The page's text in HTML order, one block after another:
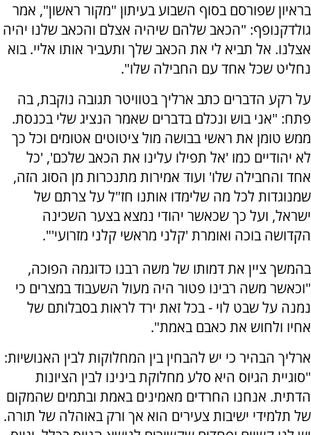
בראיון שפורסם בסוף השבוע בעיתון "מקור ראשון", אמר
גולדקנופף: "הכאב שלהם שיהיה אצלם והכאב שלנו יהיה
אצלנו. אל תביא לי את הכאב שלך ותעביר אותו אליי. בוא
נחליט שכל אחד עם החבילה שלו".
על רקע הדברים כתב ארליך בטוויטר תגובה נוקבת, בה
פתח: "‏אני בוש ונכלם בדברים שאמר הנציג שלי בכנסת.
ממש טומן את ראשי בבושה מול ציטוטים אטומים וכל כך
לא יהודיים כמו 'אל תפילו עלינו את הכאב שלכם', 'כל
אחד והחבילה שלו' ועוד אמירות מתנכרות מן הסוג הזה,
שמנוגדות לכל מה שלימדו אותנו חז"ל על צרתם של
ישראל, ועל כך שכאשר יהודי נמצא בצער השכינה
הקדושה בוכה ואומרת 'קלני מראשי קלני מזרועי'".
בהמשך ציין את דמותו של משה רבנו כדוגמה הפוכה,
"וכאשר משה רבינו פטור היה מעול השעבוד במצרים כי
נמנה על שבט לוי - בכל זאת ירד לראות בסבלותם של
אחיו ולחוש את כאבם באמת".
ארליך הבהיר כי יש להבחין בין המחלוקות לבין האנושיות:
"סוגיית הגיוס היא סלע מחלוקת בינינו לבין הציונות
הדתית. אנחנו החרדים מאמינים באמת ובתמים שהמקום
של תלמידי ישיבות צעירים הוא אך ורק באוהלה של תורה.